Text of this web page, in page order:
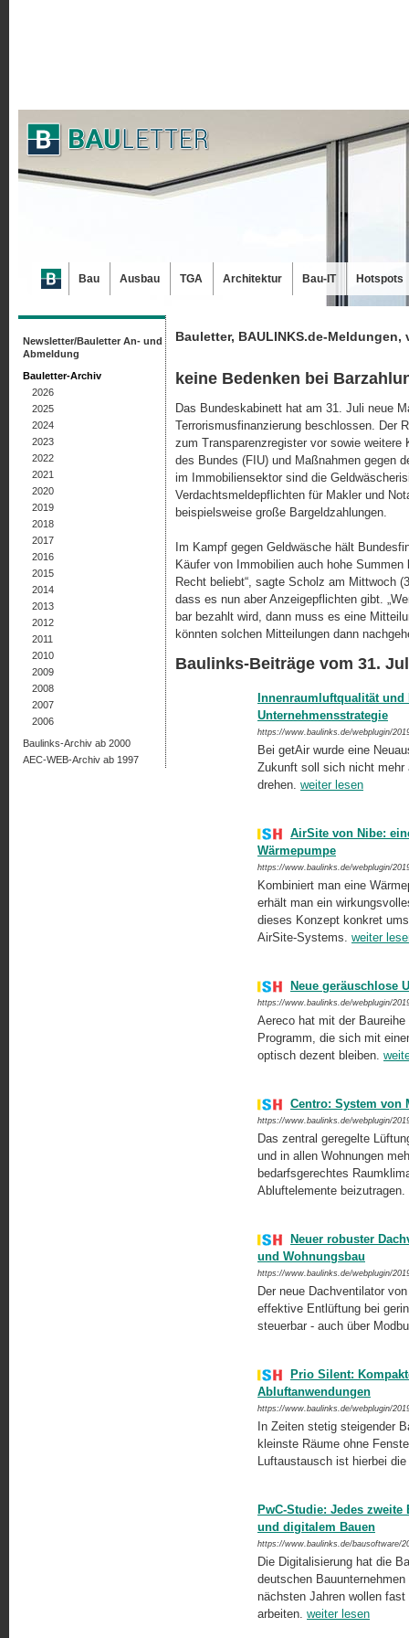
Bauletter, BAULINKS.de-Meldungen,
keine Bedenken bei
Das Bundeskabinett hat am 31. Juli neue
Terrorismusfinanzierung beschlossen. Der
zum Transparenzregister vor sowie
des Bundes (FIU) und Maßnahmen gegen
im Immobiliensektor sind die
Verdachtsmeldepflichten für Makler und
beispielsweise große Bargeldzahlungen.
Im Kampf gegen Geldwäsche hält
Käufer von Immobilien auch hohe
Recht beliebt“, sagte Scholz am Mittwoch
dass es nun aber Anzeigepflichten gibt.
bar bezahlt wird, dann muss es eine
könnten solchen Mitteilungen dann
Baulinks-Beiträge vom 31.
Innenraumluftqualität
Unternehmensstrategie
https://www.baulinks.de/webplugin/
Bei getAir wurde eine
Zukunft soll sich nicht mehr
drehen. weiter lesen
AirSite von Nibe:
Wärmepumpe
https://www.baulinks.de/webplugin/
Kombiniert man eine
erhält man ein
dieses Konzept konkret
AirSite-Systems. weiter
Neue geräuschlose
https://www.baulinks.de/webplugin/
Aereco hat mit der
Programm, die sich mit
optisch dezent bleiben.
Centro: System von
https://www.baulinks.de/webplugin/
Das zentral geregelte
und in allen Wohnungen
bedarfsgerechtes
Abluftelemente beizutragen.
Neuer robuster
und Wohnungsbau
https://www.baulinks.de/webplugin/
Der neue Dachventilator
effektive Entlüftung bei
steuerbar - auch über
Prio Silent:
Abluftanwendungen
https://www.baulinks.de/webplugin/
In Zeiten stetig steigender
kleinste Räume ohne
Luftaustausch ist hierbei
PwC-Studie: Jedes
und digitalem Bauen
https://www.baulinks.de/bausoftware/
Die Digitalisierung hat die
deutschen
nächsten Jahren wollen
arbeiten. weiter lesen
Newsletter/Bauletter An- und
Abmeldung
Bauletter-Archiv
2026
2025
2024
2023
2022
2021
2020
2019
2018
2017
2016
2015
2014
2013
2012
2011
2010
2009
2008
2007
2006
Baulinks-Archiv ab 2000
AEC-WEB-Archiv ab 1997
Bau Ausbau TGA Architektur Bau-IT Hotspots